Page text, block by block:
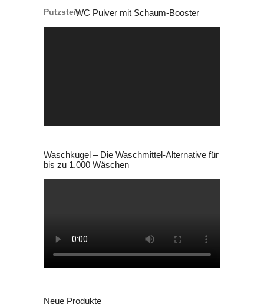
29,99 € 19,99 €.
WC Pulver mit Schaum-Booster
Waschkugel – Die Waschmittel-Alternative für
bis zu 1.000 Wäschen
Neue Produkte